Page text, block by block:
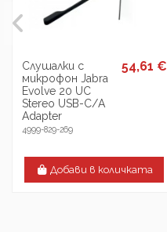
Слушалки с
микрофон Jabra
Evolve 20 UC
Stereo USB-C/А
Adapter
4999-829-269
54,61 €
Добави в количката